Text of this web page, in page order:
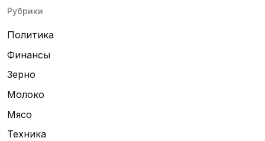
Рубрики
Политика
Финансы
Зерно
Молоко
Мясо
Техника